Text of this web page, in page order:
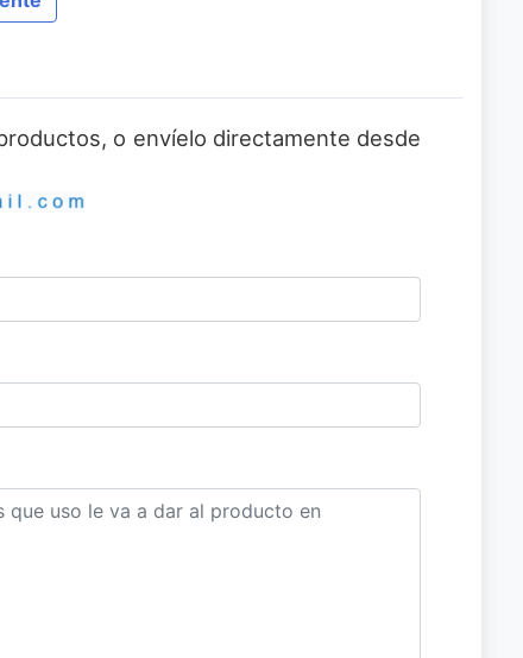
o envíelo directamente desde